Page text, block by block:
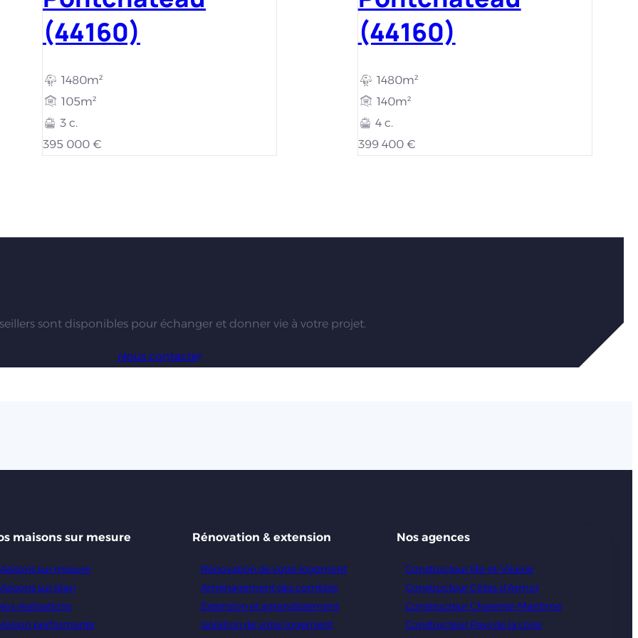
(44160)
1480m²
105m²
3 c.
395 000 €
(44160)
1480m²
140m²
4 c.
399 400 €
sont disponibles pour échanger et donner vie à votre projet.
Nous contacter
maisons sur mesure
sur mesure
sur plan
réalisations
performante
Rénovation & extension
Rénovation de votre logement
Aménagement des combles
Extension et agrandissement
Isolation de votre logement
Nos agences
Constructeur Ille-et-Vilaine
Constructeur Côtes d’Armor
Constructeur Charente-Maritime
Constructeur Pays de la Loire